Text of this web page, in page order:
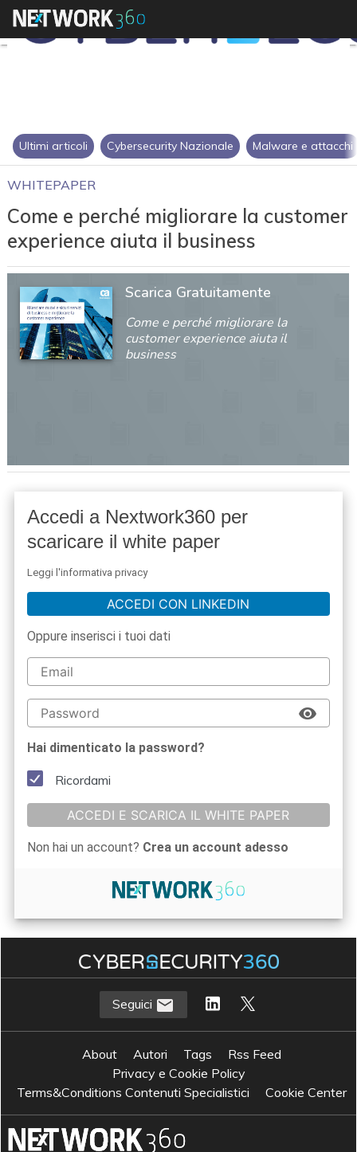
Ultimi articoli Cybersecurity Nazionale Malware e attacchi
WHITEPAPER
Come e perché migliorare la customer
experience aiuta il business
Scarica Gratuitamente
Come e perché migliorare la
customer experience aiuta il
business
Accedi a Nextwork360 per
scaricare il white paper
Leggi l'informativa privacy
ACCEDI CON LINKEDIN
Oppure inserisci i tuoi dati
Hai dimenticato la password?
Ricordami
ACCEDI E SCARICA IL WHITE PAPER
Non hai un account? Crea un account adesso
Seguici
About Autori Tags
Rss Feed
Privacy e Cookie Policy
Terms&Conditions Contenuti Specialistici
Cookie Center